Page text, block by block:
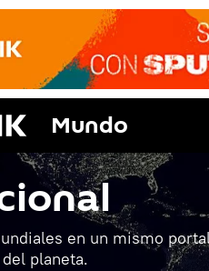
Mundo
en un mismo
planeta.